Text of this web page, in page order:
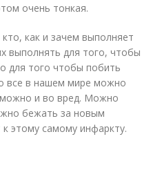
очень тонкая.
как и зачем выполняет
выполнять для того, чтобы
для того чтобы побить
все в нашем мире можно
можно и во вред. Можно
бежать за новым
этому самому инфаркту.